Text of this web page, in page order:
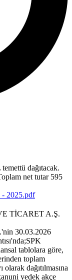
dağıtacak.
net tutar 595
2025.pdf
TİCARET A.Ş.
30.03.2026
tablolara göre,
toplam
dağıtılmasına
yedek akçe